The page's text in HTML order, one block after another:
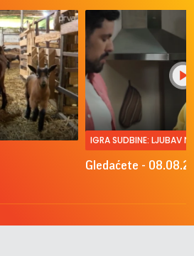
IGRA SUDBINE: LJUBAV
Gledaćete -